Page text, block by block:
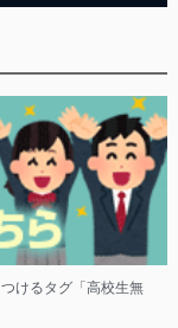
けるタグ「高校生無